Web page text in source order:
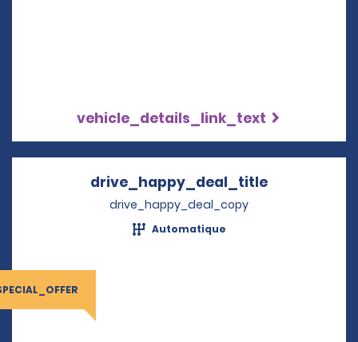
vehicle_details_link_text
drive_happy_deal_title
drive_happy_deal_copy
Automatique